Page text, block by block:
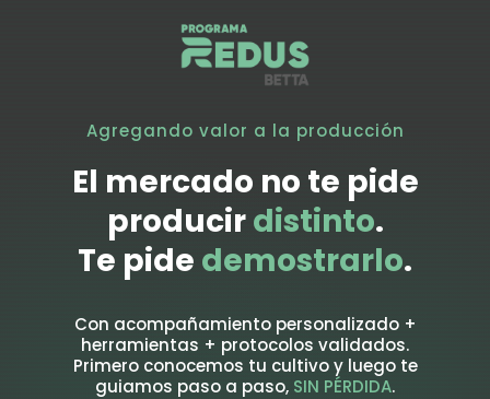
Agregando valor a la producción
El mercado no te pide
producirdistinto.
Te pide demostrarlo.
Con acompañamiento personalizado +
herramientas + protocolos validados.
Primero conocemos tu cultivo y luego te
guiamos paso a paso, SIN PÉRDIDA.